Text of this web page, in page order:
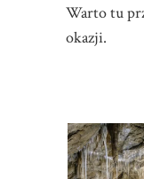
Warto tu
okazji.